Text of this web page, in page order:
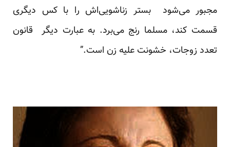
مجبور می‌شود بستر زناشویی‌اش را با کس دیگری
قسمت کند، مسلما رنج می‌برد. به عبارت دیگر قانون
تعدد زوجات، خشونت علیه زن است.”